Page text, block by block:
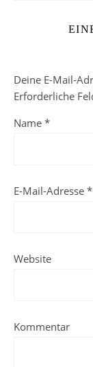
Deine E-Mail-
Erforderliche
Name *
E-Mail-Adresse *
Website
Kommentar